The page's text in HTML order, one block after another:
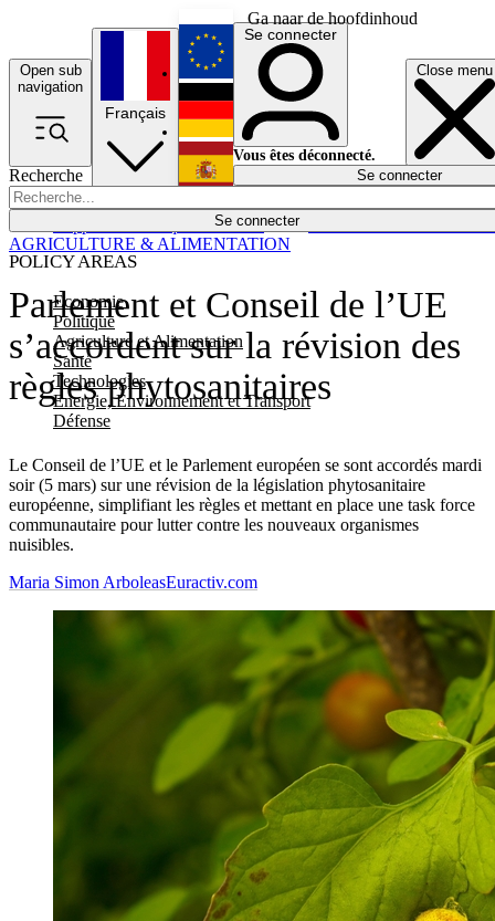
Ga naar de hoofdinhoud
Open sub
navigation
Close menu
Recherche
Se connecter
POLICY AREAS
Economie
Politique
Agriculture et Alimentation
Santé
Technologies
Energie, Environnement et Transport
Défense
Économie
Français
English
Deutsch
Español
Se connecter
Vous êtes déconnecté.
Se connecter
Parlement et Conseil de l’UE
s’accordent sur la révision des
règles phytosanitaires
Le Conseil de l’UE et le Parlement européen se sont accordés mardi
soir (5 mars) sur une révision de la législation phytosanitaire
européenne, simplifiant les règles et mettant en place une task force
communautaire pour lutter contre les nouveaux organismes
nuisibles.
AGRICULTURE & ALIMENTATION
Maria Simon ArboleasEuractiv.com